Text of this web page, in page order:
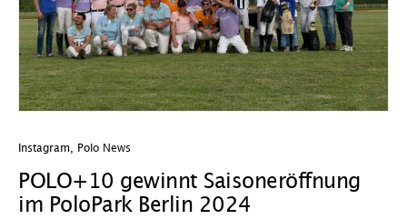
Instagram Polo News
POLO+10 gewinnt Saisoneröffnung
im PoloPark Berlin 2024